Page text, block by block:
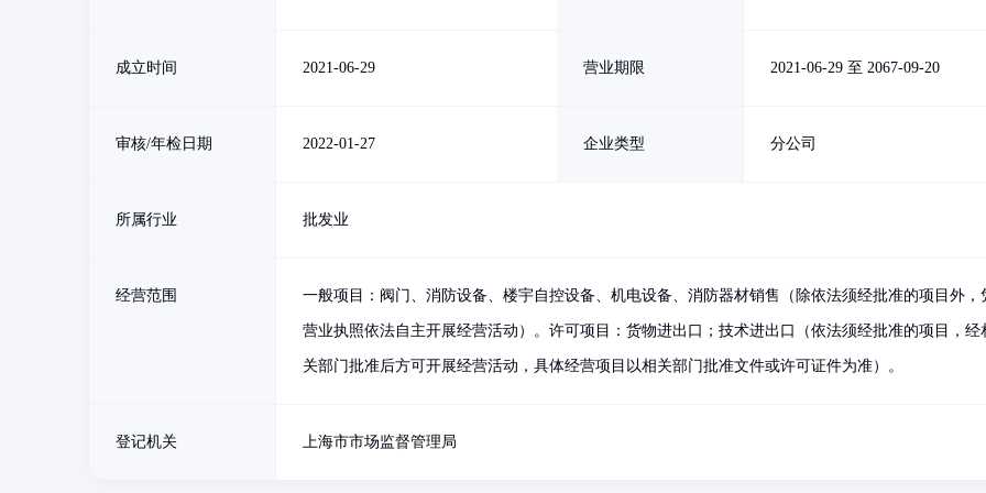
成立时间 2021-06-29 营业期限 2021-06-29 至 2067-09-20
审核/年检日期 2022-01-27 企业类型 分公司
所属行业 批发业
经营范围 一般项目：阀门、消防设备、楼宇自控设备、机电设备、消防器材销售（除依法须经批准的项目外，
营业执照依法自主开展经营活动）。许可项目：货物进出口；技术进出口（依法须经批准的项目，经
关部门批准后方可开展经营活动，具体经营项目以相关部门批准文件或许可证件为准）。
登记机关 上海市市场监督管理局